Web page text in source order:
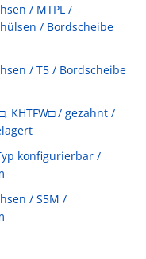
/ MTPL /
/ Bordscheibe
/ T5 / Bordscheibe
KHTFW□ / gezahnt /
konfigurierbar /
/ S5M /